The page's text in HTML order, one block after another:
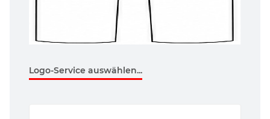
Logo-Service auswählen...